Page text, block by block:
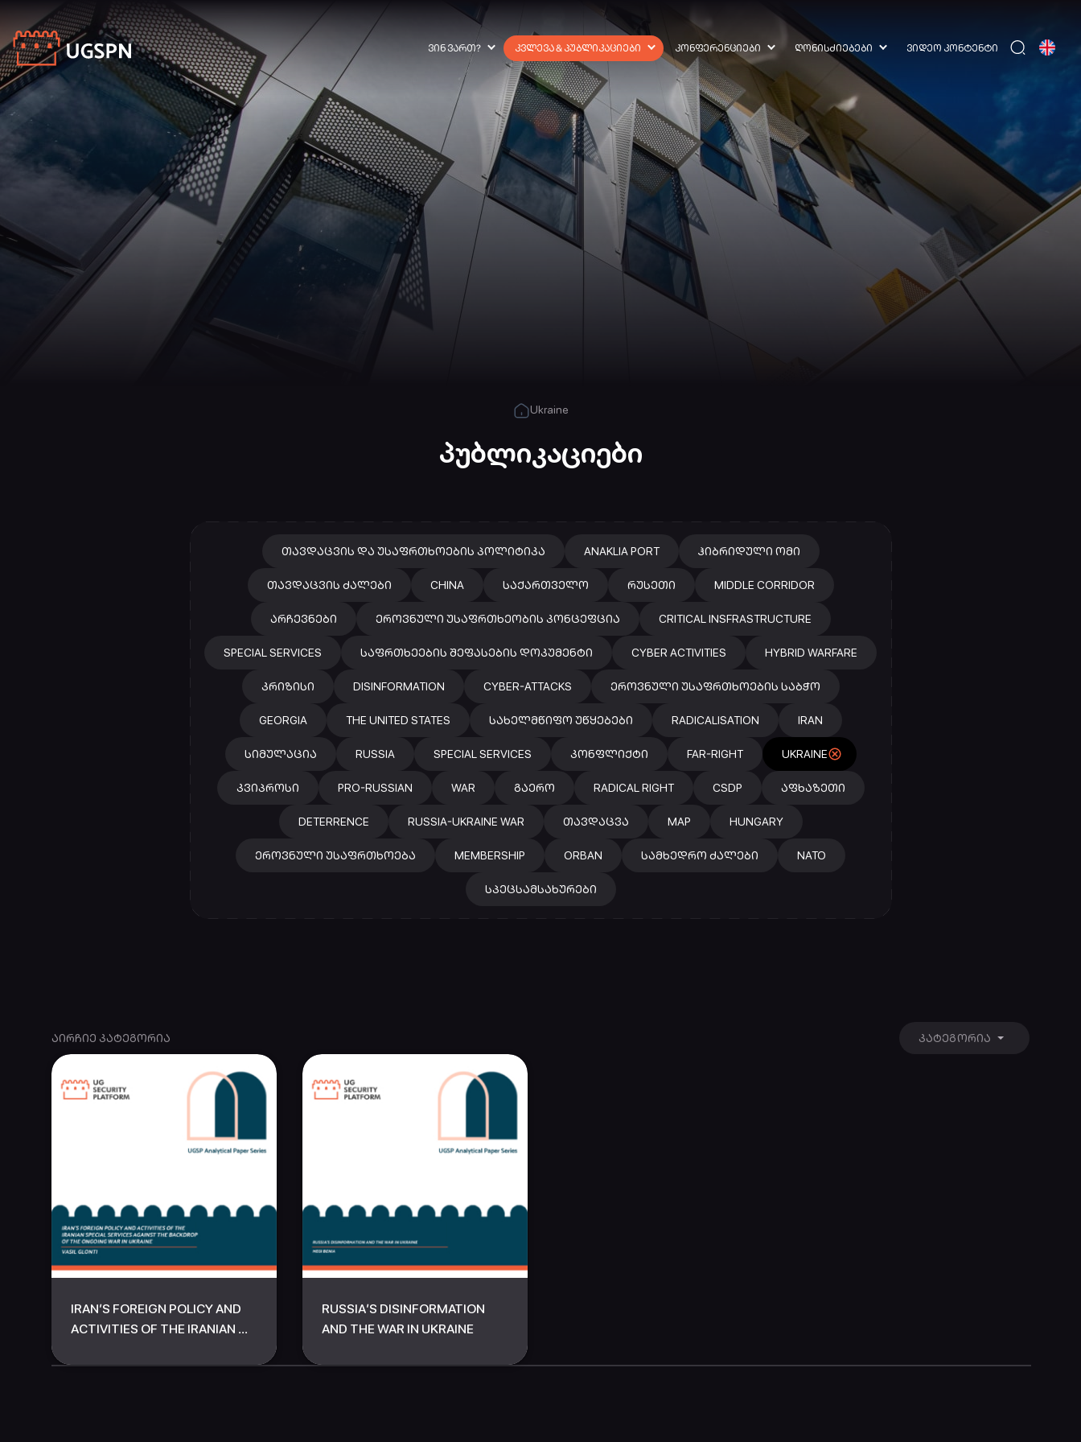
ᲕᲘᲜ ᲕᲐᲠᲗ? ᲙᲕᲚᲔᲕᲐ & ᲞᲣᲑᲚᲘᲙᲐᲪᲘᲔᲑᲘ ᲙᲝᲜᲤᲔᲠᲔᲜᲪᲘᲔᲑᲘ ᲦᲝᲜᲘᲡᲫᲘᲔᲑᲔᲑᲘ ᲕᲘᲓᲔᲝ ᲙᲝᲜᲢᲔᲜᲢᲘ
Ukraine
პუბლიკაციები
ᲗᲐᲕᲓᲐᲪᲕᲘᲡ ᲓᲐ ᲣᲡᲐᲤᲠᲗᲮᲝᲔᲑᲘᲡ ᲞᲝᲚᲘᲢᲘᲙᲐ ANAKLIA PORT ᲰᲘᲑᲠᲘᲓᲣᲚᲘ ᲝᲛᲘ
ᲗᲐᲕᲓᲐᲪᲕᲘᲡ ᲫᲐᲚᲔᲑᲘ CHINA ᲡᲐᲥᲐᲠᲗᲕᲔᲚᲝ ᲠᲣᲡᲔᲗᲘ MIDDLE CORRIDOR
ᲐᲠᲩᲔᲕᲜᲔᲑᲘ ᲔᲠᲝᲕᲜᲣᲚᲘ ᲣᲡᲐᲤᲠᲗᲮᲔᲝᲑᲘᲡ ᲙᲝᲜᲪᲔᲤᲪᲘᲐ CRITICAL INSFRASTRUCTURE
SPECIAL SERVICES ᲡᲐᲤᲠᲗᲮᲔᲔᲑᲘᲡ ᲨᲔᲤᲐᲡᲔᲑᲘᲡ ᲓᲝᲙᲣᲛᲔᲜᲢᲘ CYBER ACTIVITIES HYBRID WARFARE
ᲙᲠᲘᲖᲘᲡᲘ DISINFORMATION CYBER-ATTACKS ᲔᲠᲝᲕᲜᲣᲚᲘ ᲣᲡᲐᲤᲠᲗᲮᲝᲔᲑᲘᲡ ᲡᲐᲑᲭᲝ
GEORGIA THE UNITED STATES ᲡᲐᲮᲔᲚᲛᲬᲘᲤᲝ ᲣᲬᲧᲔᲑᲔᲑᲘ RADICALISATION IRAN
ᲡᲘᲛᲣᲚᲐᲪᲘᲐ RUSSIA SPECIAL SERVICES ᲙᲝᲜᲤᲚᲘᲥᲢᲘ FAR-RIGHT UKRAINE
ᲙᲕᲘᲞᲠᲝᲡᲘ PRO-RUSSIAN WAR ᲒᲐᲔᲠᲝ RADICAL RIGHT CSDP ᲐᲤᲮᲐᲖᲔᲗᲘ
DETERRENCE RUSSIA-UKRAINE WAR ᲗᲐᲕᲓᲐᲪᲕᲐ MAP HUNGARY
ᲔᲠᲝᲕᲜᲣᲚᲘ ᲣᲡᲐᲤᲠᲗᲮᲝᲔᲑᲐ MEMBERSHIP ORBAN ᲡᲐᲛᲮᲔᲓᲠᲝ ᲫᲐᲚᲔᲑᲘ NATO
ᲡᲞᲔᲪᲡᲐᲛᲡᲐᲮᲣᲠᲔᲑᲘ
ᲐᲘᲠᲩᲘᲔ ᲙᲐᲢᲔᲒᲝᲠᲘᲐ ᲙᲐᲢᲔᲒᲝᲠᲘᲐ
IRAN’S FOREIGN POLICY AND
ACTIVITIES OF THE IRANIAN ...
RUSSIA’S DISINFORMATION
AND THE WAR IN UKRAINE